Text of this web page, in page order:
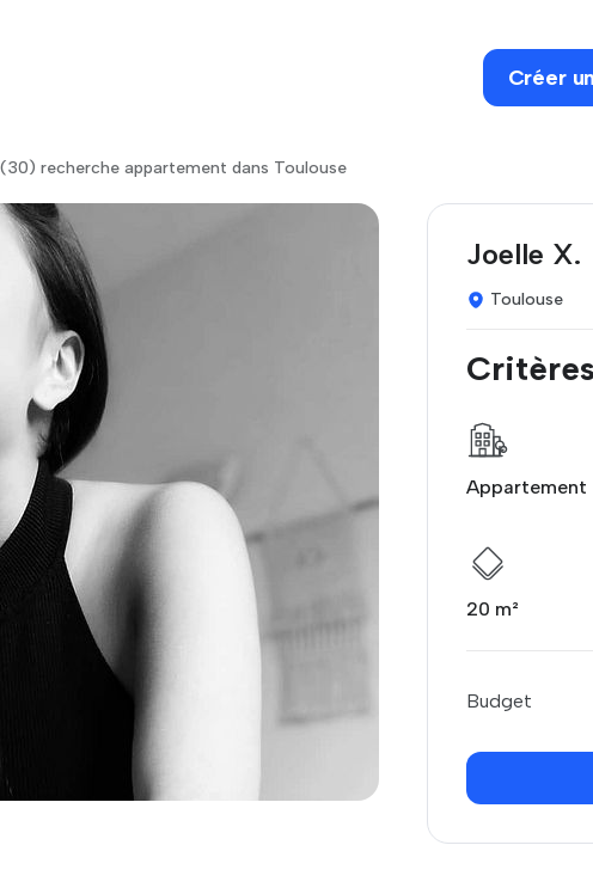
Créer
recherche appartement dans Toulouse
Joelle X.
Toulouse
Appartement
20 m²
Budget